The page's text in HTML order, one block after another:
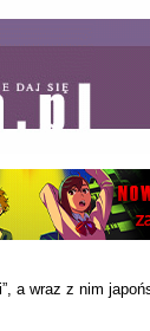
wraz z nim